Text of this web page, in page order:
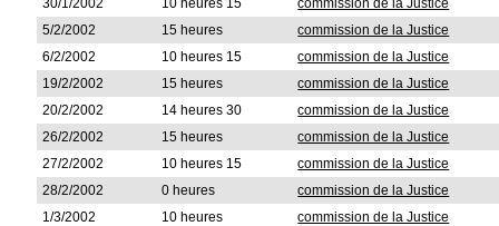
30/1/2002
10 heures 15
commission de la Justice
5/2/2002
15 heures
commission de la Justice
6/2/2002
10 heures 15
commission de la Justice
19/2/2002
15 heures
commission de la Justice
20/2/2002
14 heures 30
commission de la Justice
26/2/2002
15 heures
commission de la Justice
27/2/2002
10 heures 15
commission de la Justice
28/2/2002
0 heures
commission de la Justice
1/3/2002
10 heures
commission de la Justice